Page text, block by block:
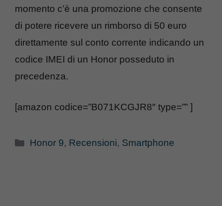
momento c’è una promozione che consente
di potere ricevere un rimborso di 50 euro
direttamente sul conto corrente indicando un
codice IMEI di un Honor posseduto in
precedenza.
[amazon codice=”B071KCGJR8″ type=”” ]
Categorie
Honor 9, Recensioni, Smartphone